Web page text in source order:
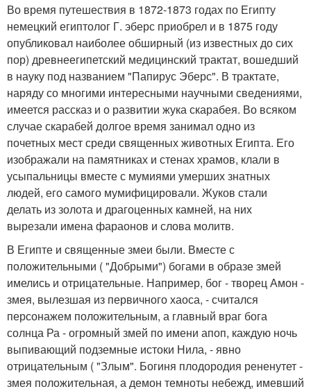
Во время путешествия в 1872-1873 годах по Египту
немецкий египтолог Г. эберс приобрел и в 1875 году
опубликовал наиболее обширный (из известных до сих
пор) древнеегипетский медицинский трактат, вошедший
в науку под названием "Папирус Эберс". В трактате,
наряду со многими интересными научными сведениями,
имеется рассказ и о развитии жука скарабея. Во всяком
случае скарабей долгое время занимал одно из
почетных мест среди священных животных Египта. Его
изображали на памятниках и стенах храмов, клали в
усыпальницы вместе с мумиями умерших знатных
людей, его самого мумифицировали. Жуков стали
делать из золота и драгоценных камней, на них
вырезали имена фараонов и слова молитв.
В Египте и священные змеи были. Вместе с
положительными ( "Добрыми") богами в образе змей
имелись и отрицательные. Например, бог - творец Амон -
змея, вылезшая из первичного хаоса, - считался
персонажем положительным, а главный враг бога
солнца Ра - огромный змей по имени апоп, каждую ночь
выпивающий подземные истоки Нила, - явно
отрицательным ( "Злым". Богиня плодородия рененутет -
змея положительная, а демон темноты небежд, имевший